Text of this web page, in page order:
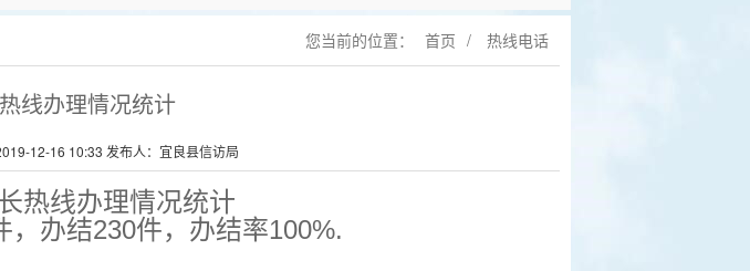
您当前的位置： 首页 / 热线电话
线办理情况统计
12-16 10:33 发布人：宜良县信访局
热线办理情况统计
，办结230件，办结率100%.